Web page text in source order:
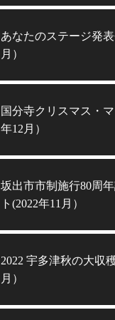
あなたのステージ発表
月）
国分寺クリスマス・
年12月）
坂出市市制施行80周
ト(2022年11月）
2022 宇多津秋の大収
月）